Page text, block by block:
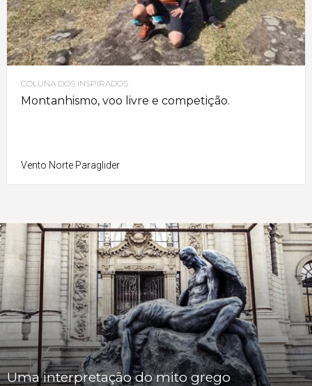
COLUNA DOS INSPIRADOS
Montanhismo, voo livre e competição.
Vento Norte Paraglider
Uma interpretação do mito grego